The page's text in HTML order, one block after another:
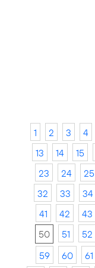
1 2 3 4
13
14 15
23
24 25
32
33 34
41
42 43
50
51 52
59
60 61